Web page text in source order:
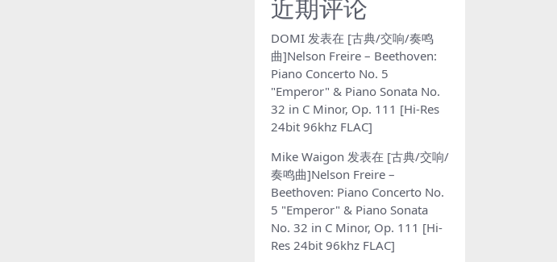
近期评论
DOMI 发表在 [古典/交响/奏鸣
曲]Nelson Freire – Beethoven:
Piano Concerto No. 5
"Emperor" & Piano Sonata No.
32 in C Minor, Op. 111 [Hi-Res
24bit 96khz FLAC]
Mike Waigon 发表在 [古典/交响/
奏鸣曲]Nelson Freire –
Beethoven: Piano Concerto No.
5 "Emperor" & Piano Sonata
No. 32 in C Minor, Op. 111 [Hi-
Res 24bit 96khz FLAC]